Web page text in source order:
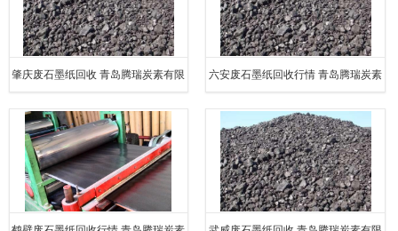
肇庆废石墨纸回收 青岛腾瑞炭素有限
公司
六安废石墨纸回收行情 青岛腾瑞炭素
有限公司